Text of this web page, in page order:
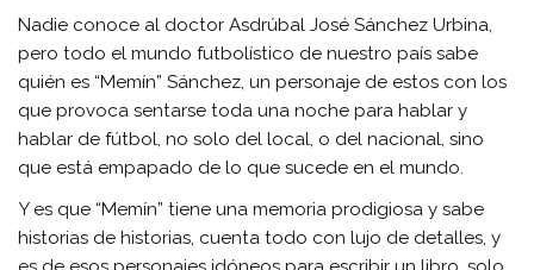
Nadie conoce al doctor Asdrúbal José Sánchez Urbina,
pero todo el mundo futbolístico de nuestro país sabe
quién es “Memín” Sánchez, un personaje de estos con los
que provoca sentarse toda una noche para hablar y
hablar de fútbol, no solo del local, o del nacional, sino
que está empapado de lo que sucede en el mundo.
Y es que “Memín” tiene una memoria prodigiosa y sabe
historias de historias, cuenta todo con lujo de detalles, y